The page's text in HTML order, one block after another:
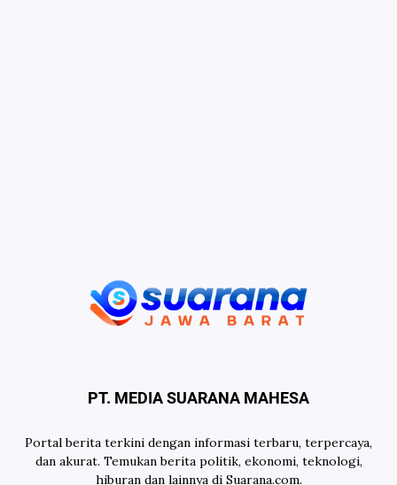
PT. MEDIA SUARANA MAHESA
Portal berita terkini dengan informasi terbaru, terpercaya,
dan akurat. Temukan berita politik, ekonomi, teknologi,
hiburan dan lainnya di Suarana.com.